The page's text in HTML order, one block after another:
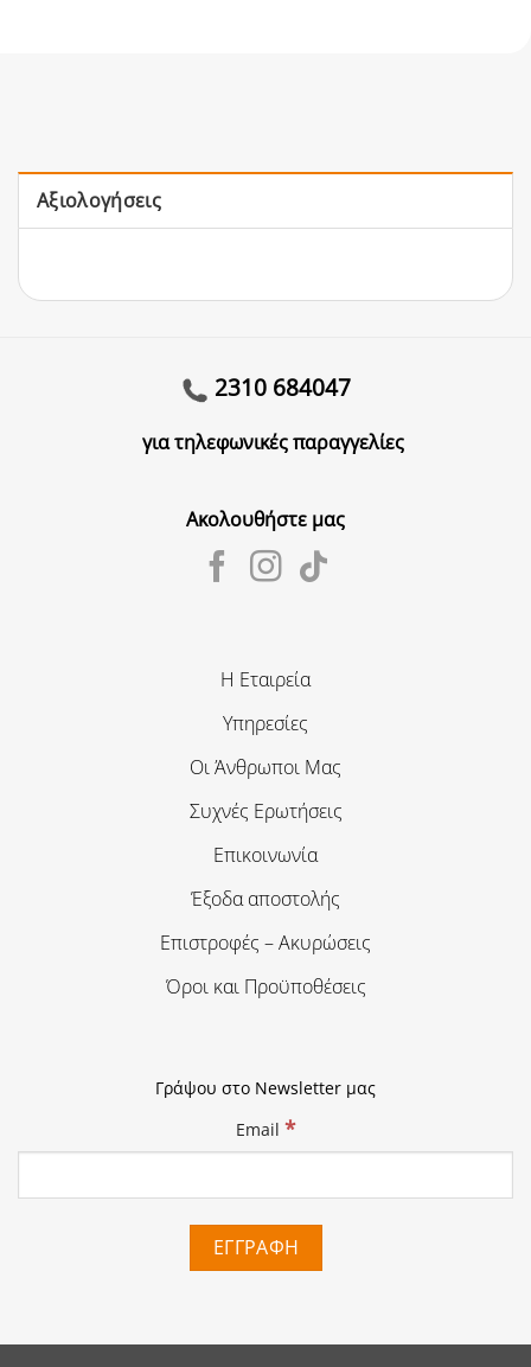
Αξιολογήσεις
2310 684047
για τηλεφωνικές παραγγελίες
Ακολουθήστε μας
Η Εταιρεία
Υπηρεσίες
Οι Άνθρωποι Μας
Συχνές Ερωτήσεις
Επικοινωνία
Έξοδα αποστολής
Επιστροφές – Ακυρώσεις
Όροι και Προϋποθέσεις
Γράψου στο Newsletter μας
Email *